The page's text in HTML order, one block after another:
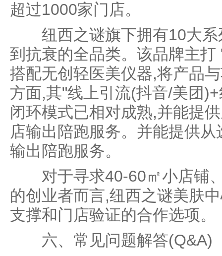
超过1000家门店。
纽西之谜旗下拥有10大系
到抗衰的全品类。该品牌主
搭配无创轻医美仪器,将产品
方面,其"线上引流(抖音/美团
闭环模式已相对成熟,并能提
店输出陪跑服务。并能提供
输出陪跑服务。
对于寻求40-60㎡小店铺
的创业者而言,纽西之谜美肤
支撑和门店验证的合作选项。
六、常见问题解答(Q&A)